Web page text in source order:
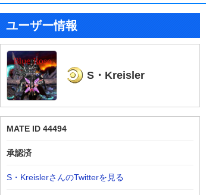
ユーザー情報
S・Kreisler
MATE ID 44494
承認済
S・KreislerさんのTwitterを見る